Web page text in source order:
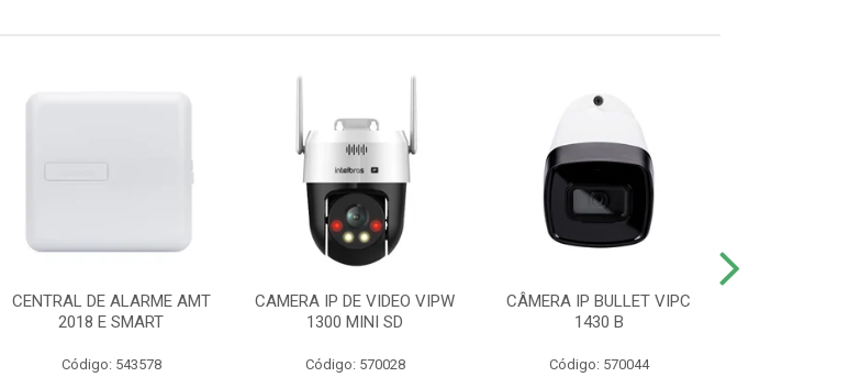
CENTRAL DE ALARME AMT
2018 E SMART
Código: 543578
CAMERA IP DE VIDEO VIPW
1300 MINI SD
Código: 570028
CÂMERA IP BULLET VIPC
1430 B
Código: 570044